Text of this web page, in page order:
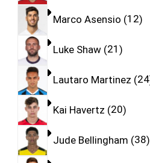
Marco Asensio 12
Luke Shaw 21
Lautaro Martinez 24
Kai Havertz 20
Jude Bellingham 38